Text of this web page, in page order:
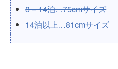
8 – 14泊…75cmサイズ
14泊以上…81cmサイズ